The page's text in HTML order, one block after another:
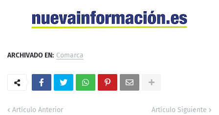
ARCHIVADO EN: Comarca
Artículo Anterior Artículo Siguiente